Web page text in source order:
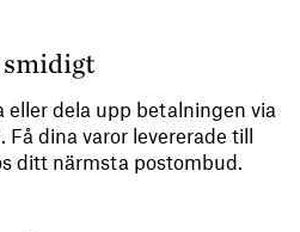
smidigt
eller dela upp betalningen via
dina varor levererade till
ditt närmsta postombud.